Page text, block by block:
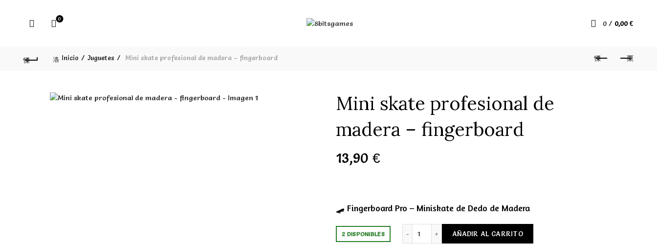
0
0 / 0,00€
Inicio Juguetes Mini skate profesional de madera – fingerboard
Mini skate profesional de
madera – fingerboard
13,90 €
🛹 Fingerboard Pro – Miniskate de Dedo de Madera
2 DISPONIBLES
Mini skate profesional de madera - fingerboard cantidad
AÑADIR AL CARRITO